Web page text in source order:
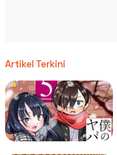
Artikel Terkini